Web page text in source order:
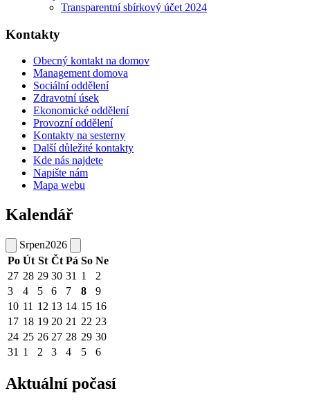
Transparentní sbírkový účet 2024
Kontakty
Obecný kontakt na domov
Management domova
Sociální oddělení
Zdravotní úsek
Ekonomické oddělení
Provozní oddělení
Kontakty na sesterny
Další důležité kontakty
Kde nás najdete
Napište nám
Mapa webu
Kalendář
Srpen2026
Po Út St Čt Pá So Ne
27 28 29 30 31 1
2
3
4 5 6 7 8
9
10 11 12 13 14 15 16
17 18 19 20 21 22 23
24 25 26 27 28 29 30
31 1 2 3 4 5 6
Aktuální počasí